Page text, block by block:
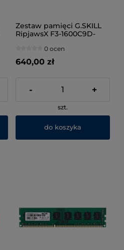
Zestaw pamięci G.SKILL
RipjawsX F3-1600C9D-
GB; 1600 MHz; CL9)
0 ocen
640,00 zł
- +
szt.
do koszyka